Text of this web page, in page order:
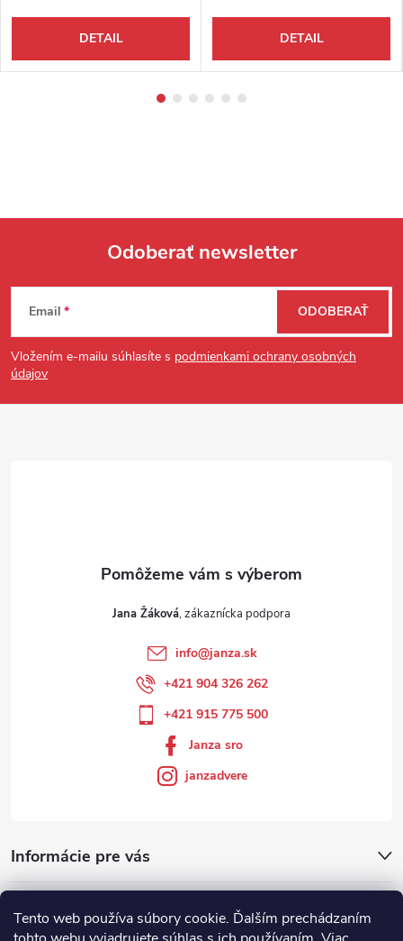
Tento web používa súbory cookie. Ďalším prechádzaním
DETAIL DETAIL
Zápätie
Odoberať newsletter
Email
Vložením e-mailu súhlasíte s podmienkami ochrany osobných
údajov
ODOBERAŤ
Informácie pre vás
Jana Žáková
info@janza.sk
+421 904 326 262
+421 915 775 500
Janza sro
janzadvere